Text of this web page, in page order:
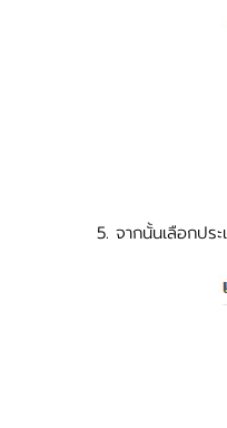
5. จากนั้นเลือกปร